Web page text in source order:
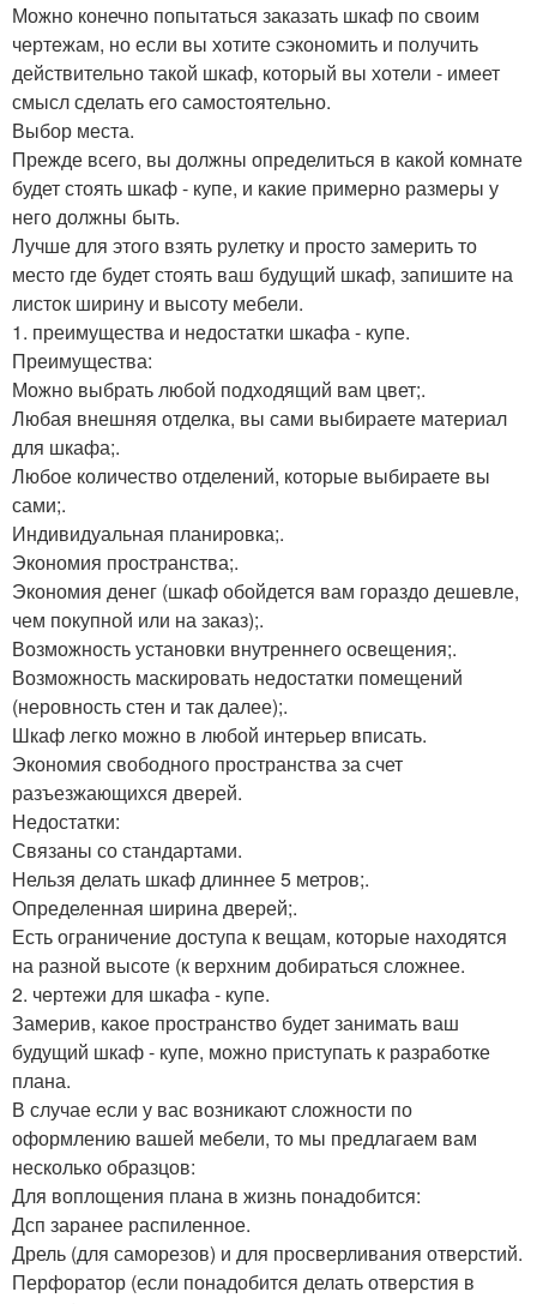
Можно конечно попытаться заказать шкаф по своим
чертежам, но если вы хотите сэкономить и получить
действительно такой шкаф, который вы хотели - имеет
смысл сделать его самостоятельно.
Выбор места.
Прежде всего, вы должны определиться в какой комнате
будет стоять шкаф - купе, и какие примерно размеры у
него должны быть.
Лучше для этого взять рулетку и просто замерить то
место где будет стоять ваш будущий шкаф, запишите на
листок ширину и высоту мебели.
1. преимущества и недостатки шкафа - купе.
Преимущества:
Можно выбрать любой подходящий вам цвет;.
Любая внешняя отделка, вы сами выбираете материал
для шкафа;.
Любое количество отделений, которые выбираете вы
сами;.
Индивидуальная планировка;.
Экономия пространства;.
Экономия денег (шкаф обойдется вам гораздо дешевле,
чем покупной или на заказ);.
Возможность установки внутреннего освещения;.
Возможность маскировать недостатки помещений
(неровность стен и так далее);.
Шкаф легко можно в любой интерьер вписать.
Экономия свободного пространства за счет
разъезжающихся дверей.
Недостатки:
Связаны со стандартами.
Нельзя делать шкаф длиннее 5 метров;.
Определенная ширина дверей;.
Есть ограничение доступа к вещам, которые находятся
на разной высоте (к верхним добираться сложнее.
2. чертежи для шкафа - купе.
Замерив, какое пространство будет занимать ваш
будущий шкаф - купе, можно приступать к разработке
плана.
В случае если у вас возникают сложности по
оформлению вашей мебели, то мы предлагаем вам
несколько образцов:
Для воплощения плана в жизнь понадобится:
Дсп заранее распиленное.
Дрель (для саморезов) и для просверливания отверстий.
Перфоратор (если понадобится делать отверстия в